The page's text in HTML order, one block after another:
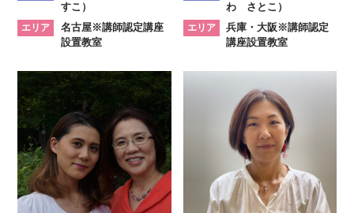
すこ）
エリア
名古屋※講師認定講座
設置教室
わ さとこ）
エリア
兵庫・大阪※講師認定
講座設置教室